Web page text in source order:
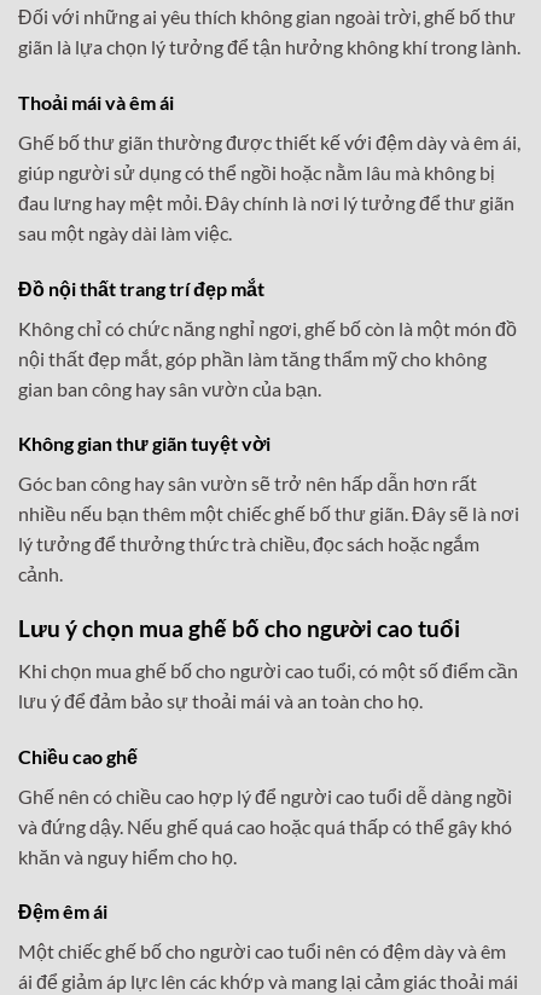
Đối với những ai yêu thích không gian ngoài trời, ghế bố thư
giãn là lựa chọn lý tưởng để tận hưởng không khí trong lành.
Thoải mái và êm ái
Ghế bố thư giãn thường được thiết kế với đệm dày và êm ái,
giúp người sử dụng có thể ngồi hoặc nằm lâu mà không bị
đau lưng hay mệt mỏi. Đây chính là nơi lý tưởng để thư giãn
sau một ngày dài làm việc.
Đồ nội thất trang trí đẹp mắt
Không chỉ có chức năng nghỉ ngơi, ghế bố còn là một món đồ
nội thất đẹp mắt, góp phần làm tăng thẩm mỹ cho không
gian ban công hay sân vườn của bạn.
Không gian thư giãn tuyệt vời
Góc ban công hay sân vườn sẽ trở nên hấp dẫn hơn rất
nhiều nếu bạn thêm một chiếc ghế bố thư giãn. Đây sẽ là nơi
lý tưởng để thưởng thức trà chiều, đọc sách hoặc ngắm
cảnh.
Lưu ý chọn mua ghế bố cho người cao tuổi
Khi chọn mua ghế bố cho người cao tuổi, có một số điểm cần
lưu ý để đảm bảo sự thoải mái và an toàn cho họ.
Chiều cao ghế
Ghế nên có chiều cao hợp lý để người cao tuổi dễ dàng ngồi
và đứng dậy. Nếu ghế quá cao hoặc quá thấp có thể gây khó
khăn và nguy hiểm cho họ.
Đệm êm ái
Một chiếc ghế bố cho người cao tuổi nên có đệm dày và êm
ái để giảm áp lực lên các khớp và mang lại cảm giác thoải mái